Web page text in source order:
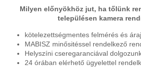
Milyen előnyökhöz jut, ha tőlünk
településen kamera
kötelezettségmentes felmérés és
MABISZ minősitéssel rendelkező
Helyszíni cseregaranciával
24 órában elérhető ügyelettel